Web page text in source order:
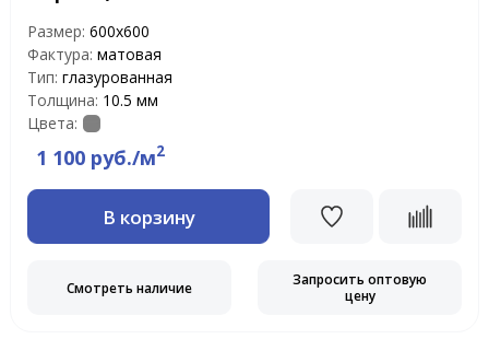
Размер: 600х600
Фактура: матовая
Тип: глазурованная
Толщина: 10.5 мм
Цвета:
1 100 руб./м2
В корзину
Смотреть наличие
Запросить оптовую
цену